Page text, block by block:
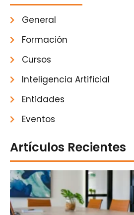
Artículos Recientes
General
Formación
Cursos
Inteligencia Artificial
Entidades
Eventos